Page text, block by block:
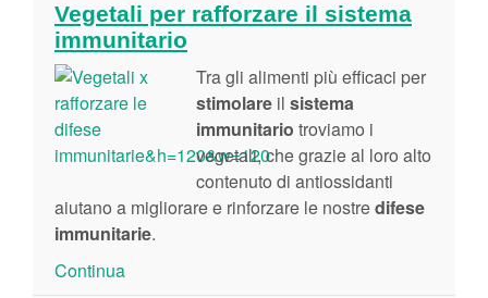
Vegetali per rafforzare il sistema
immunitario
Tra gli alimenti più efficaci per
stimolare il sistema
immunitario troviamo i
vegetali, che grazie al loro alto
contenuto di antiossidanti
aiutano a migliorare e rinforzare le nostredifese
immunitarie.
Continua